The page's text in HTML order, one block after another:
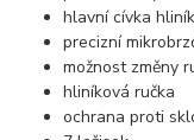
hlavní cívka
precizní
možnost změny
hliníková ručka
ochrana proti